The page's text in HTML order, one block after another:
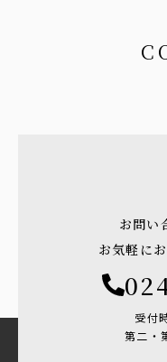
お問い
お気軽に
受付
第二・